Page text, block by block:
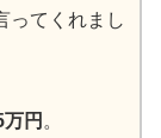
ってくれまし
円 。